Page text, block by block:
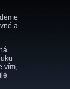
a
vím,